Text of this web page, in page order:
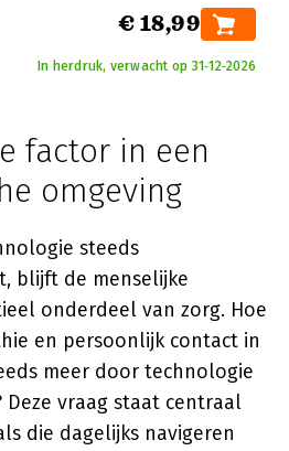
€ 18,99
In herdruk, verwacht op 31‑12‑2026
factor in een
omgeving
steeds
blijft de menselijke
onderdeel van zorg. Hoe
en persoonlijk contact in
meer door technologie
vraag staat centraal
die dagelijks navigeren